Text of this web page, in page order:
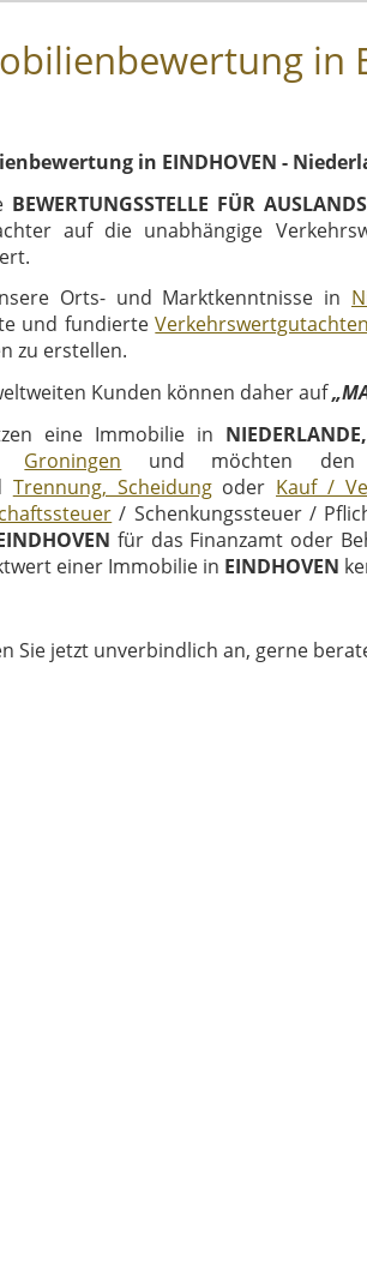
in
in EINDHOVEN -
BEWERTUNGSSTELLE FÜR
auf die unabhängige
Orts- und Marktkenntnisse in
und fundierteVerkehrswertgutachten
zu erstellen.
Kunden können daher auf
eine Immobilie in
Groningen und möchten den
Trennung, Scheidungoder Kauf /
/ Schenkungssteuer /
für das Finanzamt oder
einer Immobilie in EINDHOVEN
Sie jetzt unverbindlich an, gerne